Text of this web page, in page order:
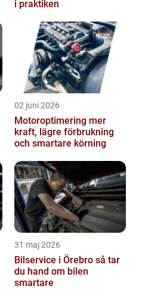
i praktiken
02 juni 2026
Motoroptimering mer
kraft, lägre förbrukning
och smartare körning
31 maj 2026
Bilservice i Örebro så tar
du hand om bilen
smartare